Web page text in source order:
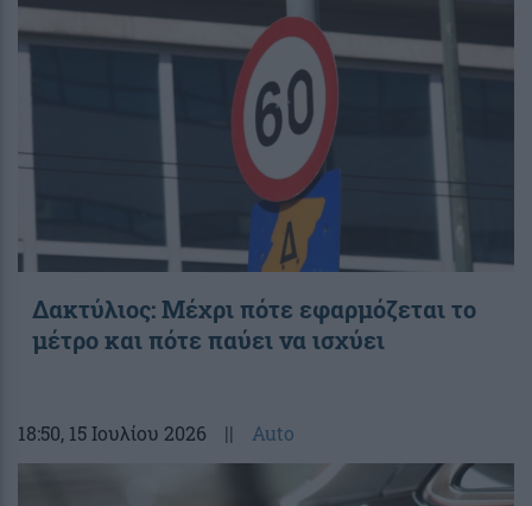
Δακτύλιος: Μέχρι πότε εφαρμόζεται το
μέτρο και πότε παύει να ισχύει
18:50, 15 Ιουλίου 2026 || Auto